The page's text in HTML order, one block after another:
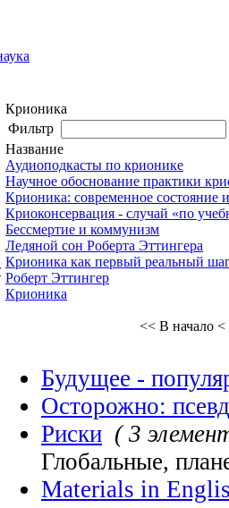
Крионика
Фильтр
Название
Аудиоподкасты по крионике
Научное обоснование практики
Крионика: современное состояние
Криоконсервация - случай «по
Бессмертие и коммунизм
Ледяной сон Роберта Эттингера
Крионика как первый реальный
Роберт Эттингер
Крионика
<< В начало <
Будущее -
Осторожно:
Риски ( 3
Глобальные,
Materials in